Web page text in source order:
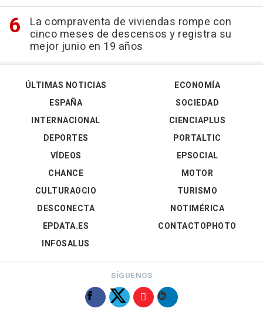
La compraventa de viviendas rompe con
cinco meses de descensos y registra su
mejor junio en 19 años
ÚLTIMAS NOTICIAS
ESPAÑA
INTERNACIONAL
DEPORTES
VÍDEOS
ECONOMÍA
SOCIEDAD
CIENCIAPLUS
PORTALTIC
EPSOCIAL
CHANCE
CULTURAOCIO
DESCONECTA
EPDATA.ES
INFOSALUS
MOTOR
TURISMO
NOTIMÉRICA
CONTACTOPHOTO
SÍGUENOS